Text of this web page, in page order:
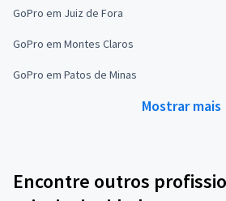
GoPro em Juiz de Fora
GoPro em Montes Claros
GoPro em Patos de Minas
Mostrar mais
Encontre outros